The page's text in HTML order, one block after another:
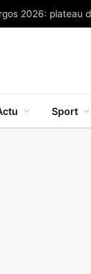
2026: plateau
Sport